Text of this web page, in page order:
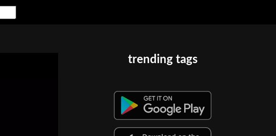
trending tags